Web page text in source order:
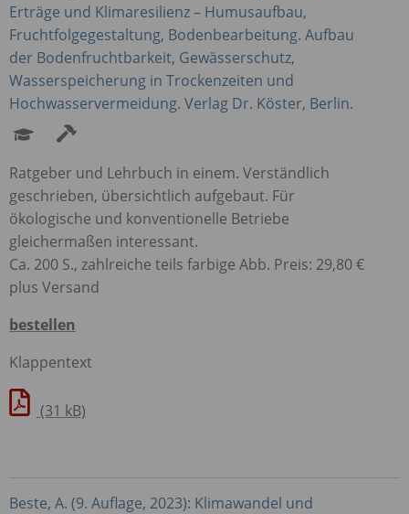
Erträge und Klimaresilienz – Humusaufbau,
Fruchtfolgegestaltung, Bodenbearbeitung. Aufbau
der Bodenfruchtbarkeit, Gewässerschutz,
Wasserspeicherung in Trockenzeiten und
Hochwasservermeidung. Verlag Dr. Köster, Berlin.
Ratgeber und Lehrbuch in einem. Verständlich
geschrieben, übersichtlich aufgebaut. Für
ökologische und konventionelle Betriebe
gleichermaßen interessant.
Ca. 200 S., zahlreiche teils farbige Abb. Preis: 29,80 €
plus Versand
bestellen
Klappentext
(31 kB)
Beste, A. (9. Auflage, 2023): Klimawandel und